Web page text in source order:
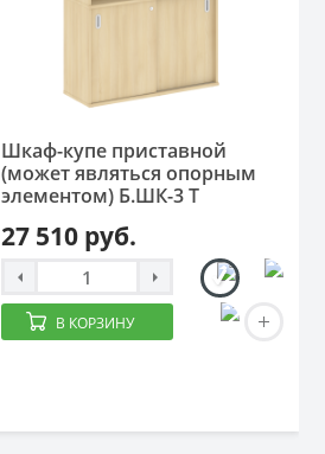
Шкаф-купе приставной
(может являться опорным
элементом) Б.ШК-3 Т
27 510 руб.
В КОРЗИНУ